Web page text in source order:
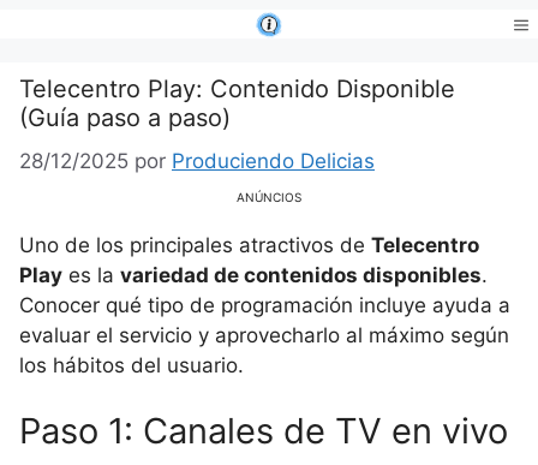
contenido
Telecentro Play: Contenido Disponible
(Guía paso a paso)
28/12/2025 por Produciendo Delicias
ANÚNCIOS
Uno de los principales atractivos de Telecentro
Play es la variedad de contenidos disponibles.
Conocer qué tipo de programación incluye ayuda a
evaluar el servicio y aprovecharlo al máximo según
los hábitos del usuario.
Paso 1: Canales de TV en vivo